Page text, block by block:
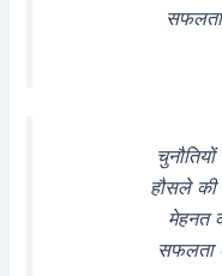
हौसले
मेहनत
सफलता